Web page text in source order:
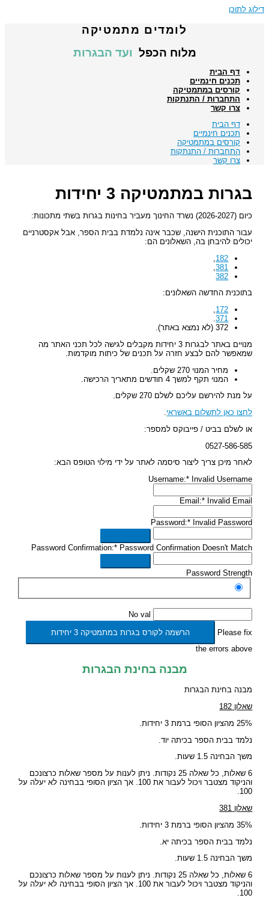
דילוג לתוכן
לומדים מתמטיקה
מלוח הכפל ועד הבגרות
דף הבית
תכנים חינמיים
קורסים במתמטיקה
התחברות / התנתקות
צרו קשר
דף הבית
תכנים חינמיים
קורסים במתמטיקה
התחברות / התנתקות
צרו קשר
בגרות במתמטיקה 3 יחידות
כיום (2026-2027) נשרד החינוך מעביר בחינות בגרות בשתי מתכונות:
עבור התוכנית הישנה, שכבר אינה נלמדת בבית הספר, אבל אקסטרניים
יכולים להיבחן בה, השאלונים הם:
182
381
,
382
בתוכנית החדשה השאלונים:
172
,
371
.
372 (לא נמצא באתר).
מנויים באתר לבגרות 3 יחידות מקבלים לגישה לכל תכני האתר מה
שמאפשר להם לבצע חזרה על תכנים של כיתות מוקדמות.
מחיר המנוי 270 שקלים.
המנוי תקף למשך 4 חודשים מתאריך הרכישה.
על מנת להירשם עליכם לשלם 270 שקלים.
לחצו כאן לתשלום באשראי.
או לשלם בביט / פייבוקס למספר:
0527-586-585
לאחר מיכן צריך ליצור סיסמה לאתר על ידי מילוי הטופס הבא:
Username:* Invalid Username
Email:* Invalid Email
Password:* Invalid Password
Password Confirmation:* Password Confirmation Doesn't Match
Password Strength
No val
Please fix
the errors above
מבנה בחינת הבגרות
מבנה בחינת הבגרות
שאלון 182
25% מהציון הסופי ברמת 3 יחידות.
נלמד בבית הספר בכיתה יוד.
משך הבחינה 1.5 שעות.
6 שאלות, כל שאלה 25 נקודות. ניתן לענות על מספר שאלות כרצונכם
והניקוד מצטבר ויכול לעבור את 100. אך הציון הסופי בבחינה לא יעלה על
100.
שאלון 381
35% מהציון הסופי ברמת 3 יחידות.
נלמד בבית הספר בכיתה יא.
משך הבחינה 1.5 שעות.
6 שאלות, כל שאלה 25 נקודות. ניתן לענות על מספר שאלות כרצונכם
והניקוד מצטבר ויכול לעבור את 100. אך הציון הסופי בבחינה לא יעלה על
100.